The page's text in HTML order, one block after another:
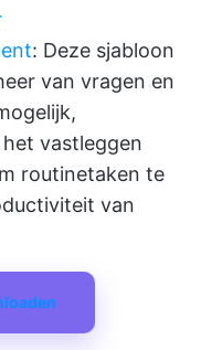
: Deze sjabloon
van vragen en
vastleggen
routinetaken te
van